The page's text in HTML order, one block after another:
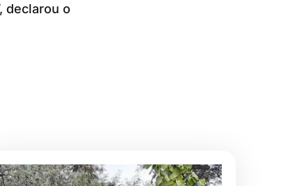
declarou o